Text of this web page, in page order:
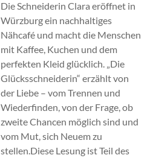
Die Schneiderin Clara eröffnet in
Würzburg ein nachhaltiges
Nähcafé und macht die Menschen
mit Kaffee, Kuchen und dem
perfekten Kleid glücklich. „Die
Glücksschneiderin“ erzählt von
der Liebe – vom Trennen und
Wiederfinden, von der Frage, ob
zweite Chancen möglich sind und
vom Mut, sich Neuem zu
stellen.Diese Lesung ist Teil des